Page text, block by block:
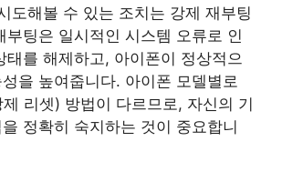
도해볼 수 있는 조치는 강제 재부팅
부팅은 일시적인 시스템 오류로 인
태를 해제하고, 아이폰이 정상적으
을 높여줍니다. 아이폰 모델별로
리셋) 방법이 다르므로, 자신의 기
정확히 숙지하는 것이 중요합니